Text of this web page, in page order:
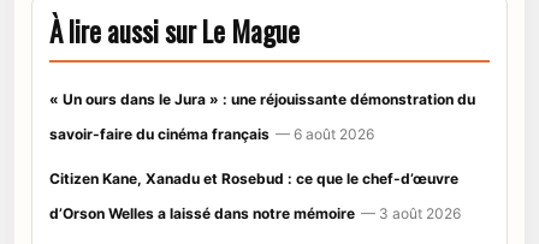
À lire aussi sur Le Mague
« Un ours dans le Jura » : une réjouissante démonstration du
savoir-faire du cinéma français — 6 août 2026
Citizen Kane, Xanadu et Rosebud : ce que le chef-d’œuvre
d’Orson Welles a laissé dans notre mémoire — 3 août 2026